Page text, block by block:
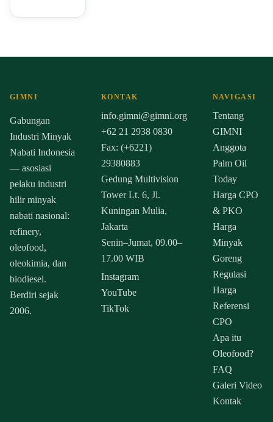
GIMNI
Gabungan
Industri Minyak
Nabati Indonesia
— asosiasi
pelaku industri
hilir minyak
nabati nasional:
refinery,
oleofood,
oleokimia, dan
biodiesel.
Berdiri sejak
2006.
KONTAK
info.gimni@gimni.org
+62 21 2938 0830
Fax: (+6221)
29380883
Gedung Multivision
Tower Lt. 6, Jl.
Kuningan Mulia,
Jakarta
Senin–Jumat, 09.00–
17.00 WIB
Instagram
YouTube
TikTok
NAVIGASI
Tentang
GIMNI
Anggota
Palm Oil
Today
Harga CPO
& PKO
Harga
Minyak
Goreng
Regulasi
Harga
Referensi
CPO
Apa itu
Oleofood?
FAQ
Galeri Video
Kontak